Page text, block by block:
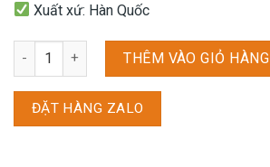
Xuất xứ: Hàn Quốc
Kính mát Exfash EF4711 C3 số lượng
THÊM VÀO GIỎ HÀNG
ĐẶT HÀNG ZALO